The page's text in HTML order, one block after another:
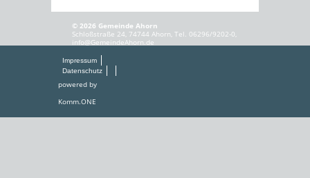
© 2026 Gemeinde Ahorn
Schloßstraße 24, 74744 Ahorn, Tel. 06296/9202-0,
info@GemeindeAhorn.de
Impressum
Datenschutz
powered by
Komm.ONE